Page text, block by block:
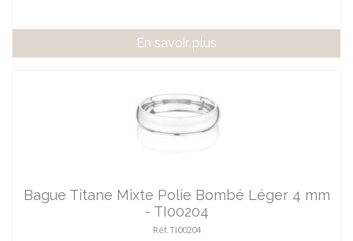
En savoir plus
Bague Titane Mixte Polie Bombé Léger 4 mm
- TI00204
Réf. TI00204